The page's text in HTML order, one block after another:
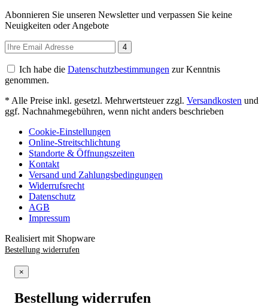
Abonnieren Sie unseren Newsletter und verpassen Sie keine
Neuigkeiten oder Angebote
4
Ich habe die Datenschutzbestimmungen zur Kenntnis
genommen.
* Alle Preise inkl. gesetzl. Mehrwertsteuer zzgl. Versandkosten und
ggf. Nachnahmegebühren, wenn nicht anders beschrieben
Cookie-Einstellungen
Online-Streitschlichtung
Standorte & Öffnungszeiten
Kontakt
Versand und Zahlungsbedingungen
Widerrufsrecht
Datenschutz
AGB
Impressum
Realisiert mit Shopware
Bestellung widerrufen
×
Bestellung widerrufen